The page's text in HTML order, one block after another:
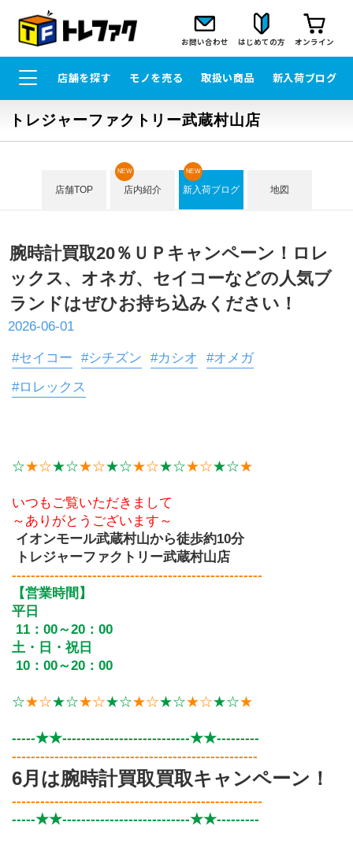
お問い合わせ はじめての方 オンライン
店舗を探す モノを売る 取扱い商品 新入荷ブログ
トレジャーファクトリー武蔵村山店
店舗TOP 店内紹介
NEW
新入荷ブログ
NEW
地図
腕時計買取20％ＵＰキャンペーン！ロレ
ックス、オネガ、セイコーなどの人気ブ
ランドはぜひお持ち込みください！
2026-06-01
#セイコー #シチズン #カシオ
#オメガ
#ロレックス
☆★☆★☆★☆★☆★☆★☆★☆★☆★
いつもご覧いただきまして
～ありがとうございます～
イオンモール武蔵村山から徒歩約10分
トレジャーファクトリー武蔵村山店
-----------------------------------------------------
【営業時間】
平日
11：00～20：00
土・日・祝日
10：00～20：00
☆★☆★☆★☆★☆★☆★☆★☆★☆★
-----★★---------------------------★★---------
----------------------------------------------------
6月は腕時計買取買取キャンペーン！
-----------------------------------------------------
-----★★---------------------------★★---------